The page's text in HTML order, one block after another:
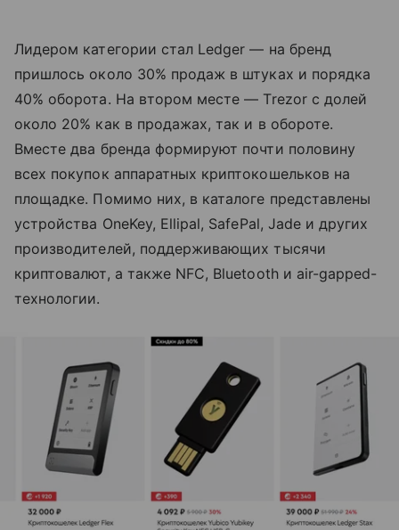
Лидером категории стал Ledger — на бренд
пришлось около 30% продаж в штуках и порядка
40% оборота. На втором месте — Trezor с долей
около 20% как в продажах, так и в обороте.
Вместе два бренда формируют почти половину
всех покупок аппаратных криптокошельков на
площадке. Помимо них, в каталоге представлены
устройства OneKey, Ellipal, SafePal, Jade и других
производителей, поддерживающих тысячи
криптовалют, а также NFC, Bluetooth и air-gapped-
технологии.